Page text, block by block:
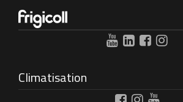
Climatisation